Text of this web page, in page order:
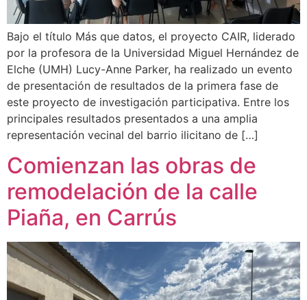
Bajo el título Más que datos, el proyecto CAIR, liderado
por la profesora de la Universidad Miguel Hernández de
Elche (UMH) Lucy-Anne Parker, ha realizado un evento
de presentación de resultados de la primera fase de
este proyecto de investigación participativa. Entre los
principales resultados presentados a una amplia
representación vecinal del barrio ilicitano de […]
Comienzan las obras de
remodelación de la calle
Piaña, en Carrús